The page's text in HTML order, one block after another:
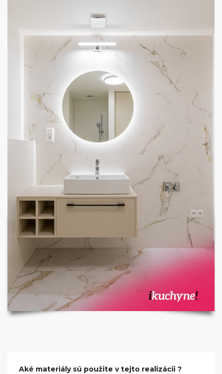
Aké materiály sú použite v tejto realizácii ?